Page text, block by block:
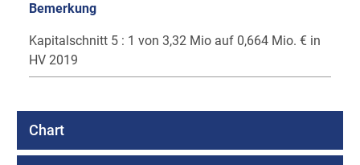
Bemerkung
Kapitalschnitt 5 : 1 von 3,32 Mio auf 0,664 Mio. € in
HV 2019
Chart